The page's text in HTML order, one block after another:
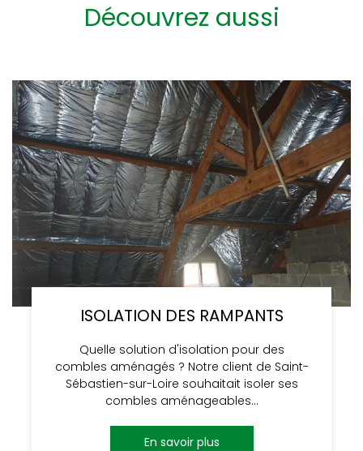
Découvrez aussi
ISOLATION DES RAMPANTS
Quelle solution d'isolation pour des
combles aménagés ? Notre client de Saint-
Sébastien-sur-Loire souhaitait isoler ses
combles aménageables…
En savoir plus